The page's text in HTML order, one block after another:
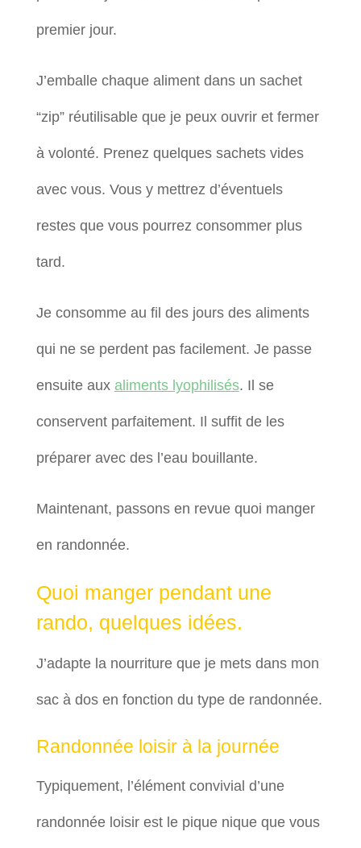
premier jour.
J’emballe chaque aliment dans un sachet
“zip” réutilisable que je peux ouvrir et fermer
à volonté. Prenez quelques sachets vides
avec vous. Vous y mettrez d’éventuels
restes que vous pourrez consommer plus
tard.
Je consomme au fil des jours des aliments
qui ne se perdent pas facilement. Je passe
ensuite aux aliments lyophilisés. Il se
conservent parfaitement. Il suffit de les
préparer avec des l’eau bouillante.
Maintenant, passons en revue quoi manger
en randonnée.
Quoi manger pendant une
rando, quelques idées.
J’adapte la nourriture que je mets dans mon
sac à dos en fonction du type de randonnée.
Randonnée loisir à la journée
Typiquement, l’élément convivial d’une
randonnée loisir est le pique nique que vous